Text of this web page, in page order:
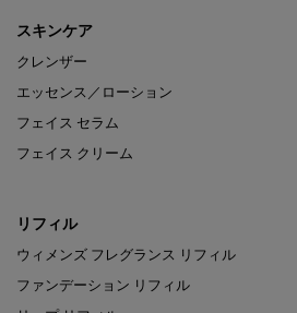
スキンケア
クレンザー
エッセンス／ローション
フェイス セラム
フェイス クリーム
リフィル
ウィメンズ フレグランス リフィル
ファンデーション リフィル